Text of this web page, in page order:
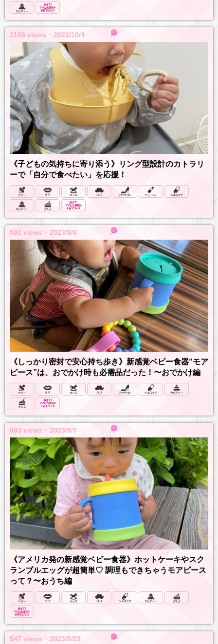
2156 views ･ 2023/10/4
《子どもの気持ちに寄り添う》リング型設計のカトラリ
ーで「自分で食べたい」を応援！
582 views ･ 2023/9/8
《しっかり密封で安心持ち歩き》新感覚ベビー食器“モア
ピース”は、おでかけ時も必需品だった！〜おでかけ編
803 views ･ 2023/9/7
《アメリカ発の新感覚ベビー食器》ホットケーキやスク
ランブルエッグが超簡単♡ 調理もできちゃうモアピース
って？〜おうち編
547 views ･ 2023/8/29